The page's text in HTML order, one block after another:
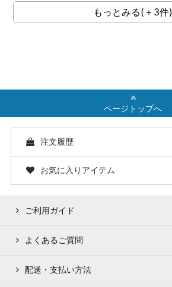
もっとみる(＋3件)
ページトップへ
注文履歴
お気に入りアイテム
ご利用ガイド
よくあるご質問
配送・支払い方法